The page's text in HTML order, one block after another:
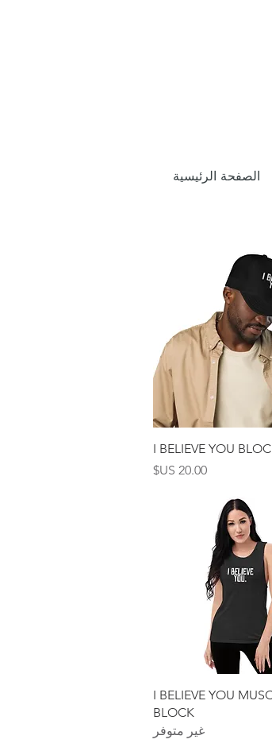
الصفحة الرئيسية
السريع
I BELIEVE YOU
السعر
السريع
I BELIEVE YOU
BLOCK
غير متوفر